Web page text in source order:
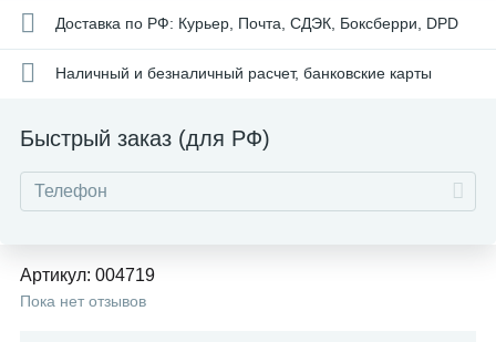
Доставка по РФ: Курьер, Почта, СДЭК, Боксберри, DPD
Наличный и безналичный расчет, банковские карты
Быстрый заказ (для РФ)
Артикул: 004719
Пока нет отзывов